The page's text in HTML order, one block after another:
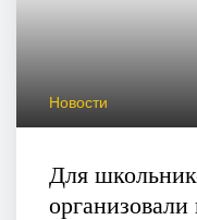
Новости
Для